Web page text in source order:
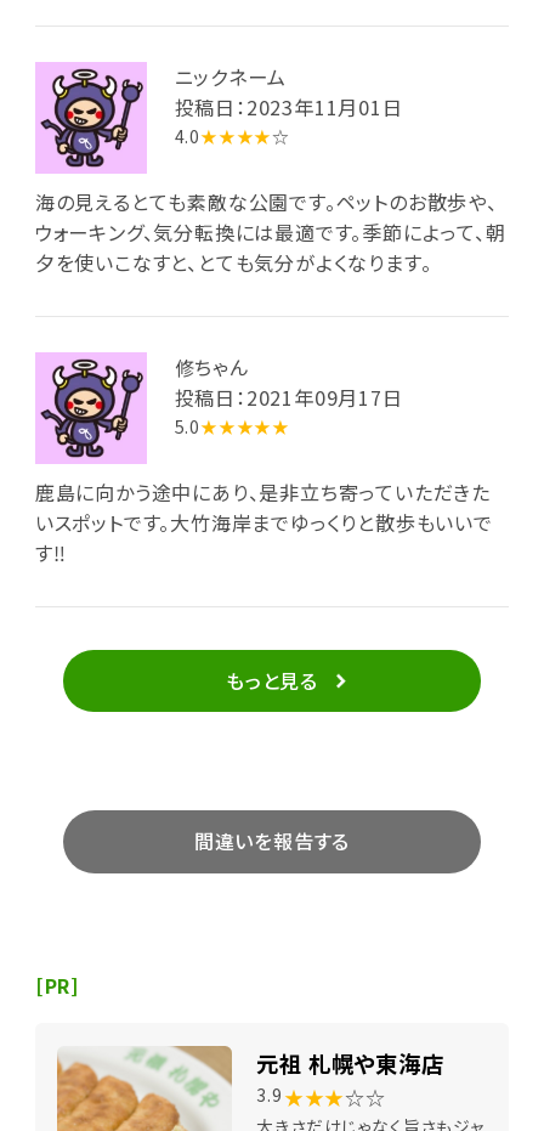
ニックネーム
投稿日：2023年11月01日
4.0★★★★☆
海の見えるとても素敵な公園です。ペットのお散歩や、
ウォーキング、気分転換には最適です。季節によって、朝
夕を使いこなすと、とても気分がよくなります。
修ちゃん
投稿日：2021年09月17日
5.0★★★★★
鹿島に向かう途中にあり、是非立ち寄っていただきた
いスポットです。大竹海岸までゆっくりと散歩もいいで
す‼️
もっと見る
間違いを報告する
[PR]
元祖 札幌や東海店
3.9 ★★★☆☆